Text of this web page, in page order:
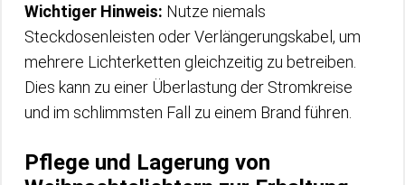
Wichtiger Hinweis: Nutze niemals
Steckdosenleisten oder Verlängerungskabel, um
mehrere Lichterketten gleichzeitig zu betreiben.
Dies kann zu einer Überlastung der Stromkreise
und im schlimmsten Fall zu einem Brand führen.
Pflege und Lagerung von